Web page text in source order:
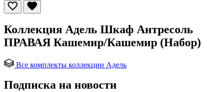
Коллекция Адель Шкаф Антресоль
ПРАВАЯ Кашемир/Кашемир (Набор)
Все комплекты коллекции Адель
Подписка на новости